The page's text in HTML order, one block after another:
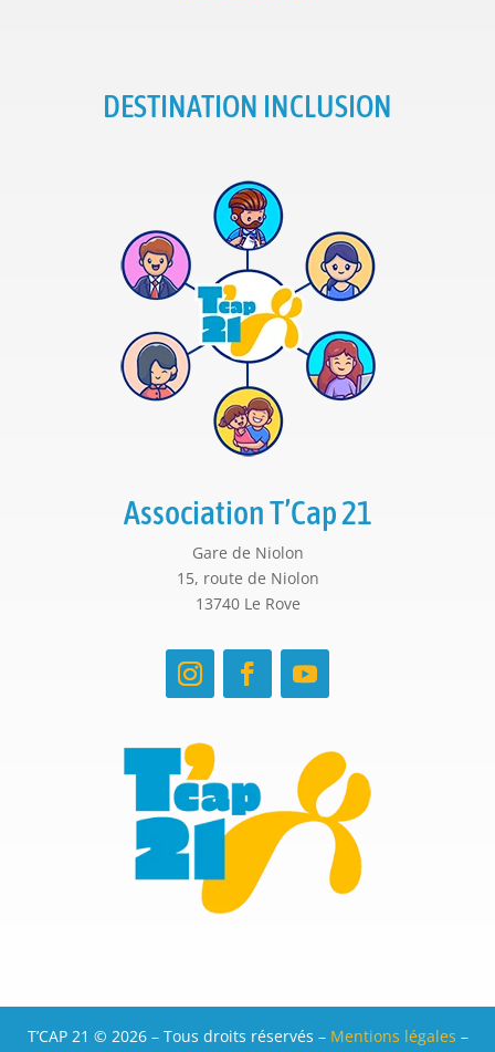
DESTINATION INCLUSION
Association T’Cap 21
Gare de Niolon
15, route de Niolon
13740 Le Rove
T’CAP 21 © 2026 – Tous droits réservés – Mentions légales –